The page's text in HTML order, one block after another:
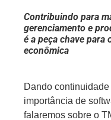
Contribuindo para
gerenciamento e
é a peça chave
econômica
Dando
importância de
falaremos sobre o